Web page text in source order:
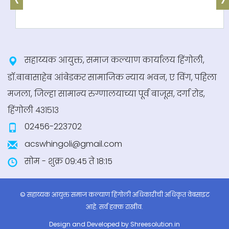
केंद्र सरकारची अनुसूचित जातींसाठी पत वृद्धी हमी
केंद्र सरकारची वेंचर कॅपिटल फंड्स
+ अधिक माहिती
तृतीयपंथीय साठी चे राष्ट्रीय पोर्टल
+ अधिक माहिती
सहाय्यक आयुक्त, समाज कल्याण कार्यालय हिंगोली,
डॉ.बाबासाहेब आंबेडकर सामाजिक न्याय भवन, ए विंग, पहिला
मजला, जिल्हा सामान्य रुग्णालयाच्या पूर्व बाजूस, दर्गा रोड,
हिंगोली ४३१५१३
02456-223702
acswhingoli@gmail.com
सोम - शुक्र 09:45 ते 18:15
© सहाय्यक आयुक्त समाज कल्याण हिंगोली अधिकारीची अधिकृत वेबसाइट
आहे. सर्व हक्क राखीव.
Design and Developed by Shreesolution.in